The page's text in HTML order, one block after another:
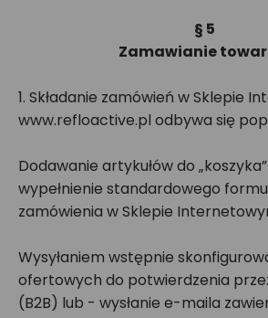
§ 5
Zamawianie
1. Składanie zamówień w Sklepie
www.refloactive.pl odbywa się
Dodawanie artykułów do
wypełnienie standardowego
zamówienia w Sklepie
Wysyłaniem wstępnie
ofertowych do potwierdzenia
(B2B) lub - wysłanie e-maila